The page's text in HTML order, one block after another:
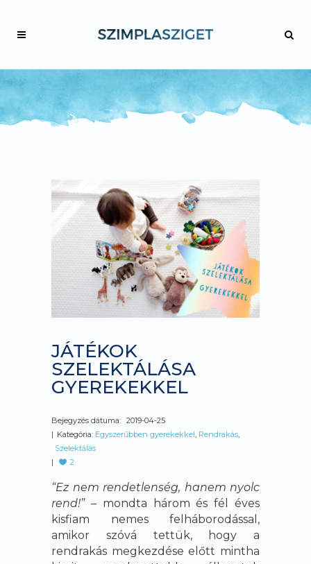
JÁTÉKOK
SZELEKTÁLÁSA
GYEREKEKKEL
Bejegyzés dátuma: 2019-04-25
Kategória: Egyszerűbben gyerekekkel, Rendrakás,
Szelektálás
2
“Ez nem rendetlenség, hanem nyolc
rend!”– mondta három és fél éves
kisfiam nemes felháborodással,
amikor szóvá tettük, hogy a
rendrakás megkezdése előtt mintha